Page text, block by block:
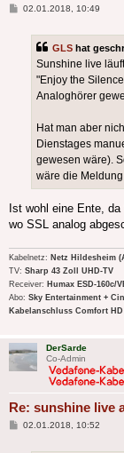
Beitrag
02.01.2018, 10:49
GLS hat
Sunshine live
"Enjoy the
Analoghörer
Hat man aber
Dienstages
gewesen wäre).
wäre die
Ist wohl eine Ente,
wo SSL analog
Kabelnetz: Netz Hildesheim
TV: Sharp 43 Zoll UHD-TV
Receiver: Humax ESD-160c/
Abo: Sky Entertainment +
Kabelanschluss Comfort
DerSarde
Co-Admin
Re: sunshine live
Beitrag
02.01.2018, 10:52